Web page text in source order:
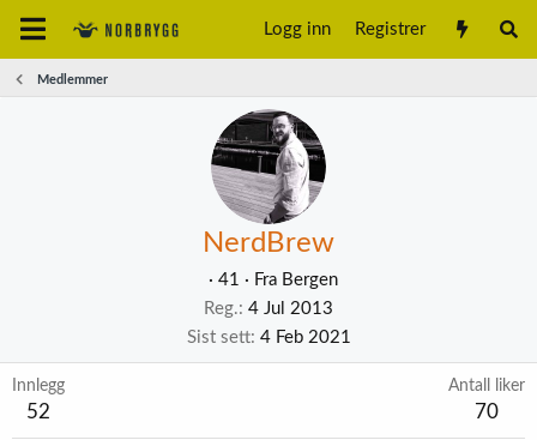
Logg inn Registrer
Medlemmer
NerdBrew
· 41 · Fra Bergen
Reg. 4 Jul 2013
Sist sett 4 Feb 2021
Innlegg
52
Antall liker
70